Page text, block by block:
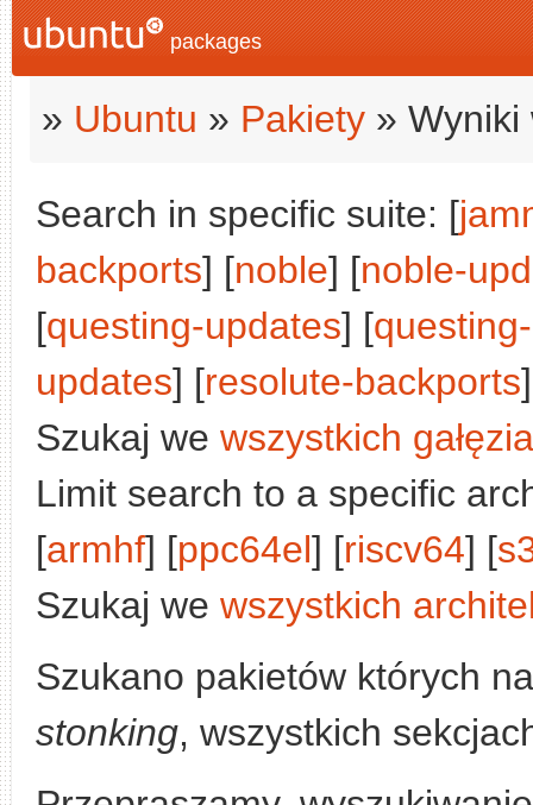
packages
» Ubuntu » Pakiety » Wyniki
Search in specific suite: [
backports] [noble] [noble-
[questing-updates] [
updates] [resolute-backports
Szukaj we wszystkich
Limit search to a specific
[armhf] [ppc64el] [riscv64] [
Szukaj we wszystkich
Szukano pakietów których
stonking, wszystkich